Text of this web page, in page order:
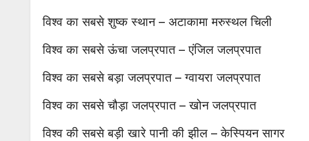
विश्व का सबसे शुष्क स्थान – अटाकामा मरुस्थल चिली
विश्व का सबसे ऊंचा जलप्रपात – एंजिल जलप्रपात
विश्व का सबसे बड़ा जलप्रपात – ग्वायरा जलप्रपात
विश्व का सबसे चौड़ा जलप्रपात – खोन जलप्रपात
विश्व की सबसे बड़ी खारे पानी की झील – केस्पियन सागर